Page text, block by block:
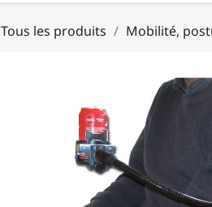
Tous les produits Mobilité,